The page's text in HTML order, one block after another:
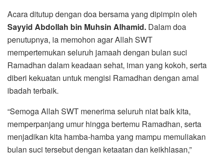
Acara ditutup dengan doa bersama yang dipimpin oleh
Sayyid Abdollah bin Muhsin Alhamid. Dalam doa
penutupnya, ia memohon agar Allah SWT
mempertemukan seluruh jamaah dengan bulan suci
Ramadhan dalam keadaan sehat, iman yang kokoh, serta
diberi kekuatan untuk mengisi Ramadhan dengan amal
ibadah terbaik.
“Semoga Allah SWT menerima seluruh niat baik kita,
memperpanjang umur hingga bertemu Ramadhan, serta
menjadikan kita hamba-hamba yang mampu memuliakan
bulan suci tersebut dengan ketaatan dan keikhlasan,”